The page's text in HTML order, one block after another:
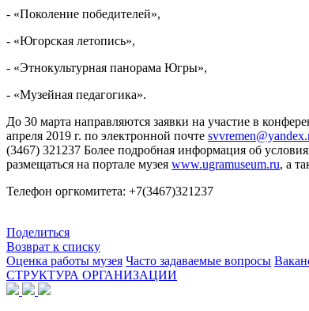
- «Поколение победителей»,
- «Югорская летопись»,
- «Этнокультурная панорама Югры»,
- «Музейная педагогика».
До 30 марта направляются заявки на участие в
апреля 2019 г. по электронной почте
(3467) 321237 Более подробная информация об
размещаться на портале музея www.ugramuseum.ru, а
Телефон оргкомитета: +7(3467)321237
Поделиться
Возврат к списку
Оценка работы музея Часто задаваемые вопросы
СТРУКТУРА ОРГАНИЗАЦИИ